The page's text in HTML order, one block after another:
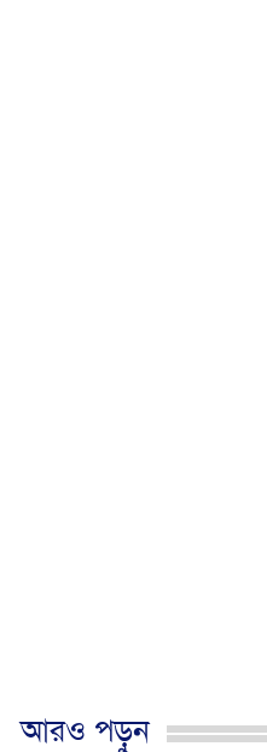
আরও পড়ুন